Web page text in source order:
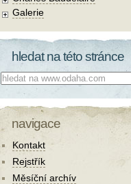
Galerie
hledat na této stránce
Co hledat:
navigace
Kontakt
Rejstřík
Měsíční archív